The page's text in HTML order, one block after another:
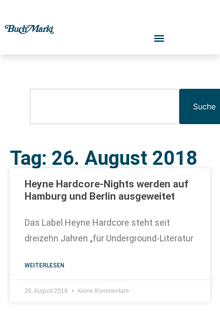
Suche
Tag: 26. August 2018
Heyne Hardcore-Nights werden auf
Hamburg und Berlin ausgeweitet
Das Label Heyne Hardcore steht seit
dreizehn Jahren „für Underground-Literatur
WEITERLESEN
26. August 2018 Keine Kommentare